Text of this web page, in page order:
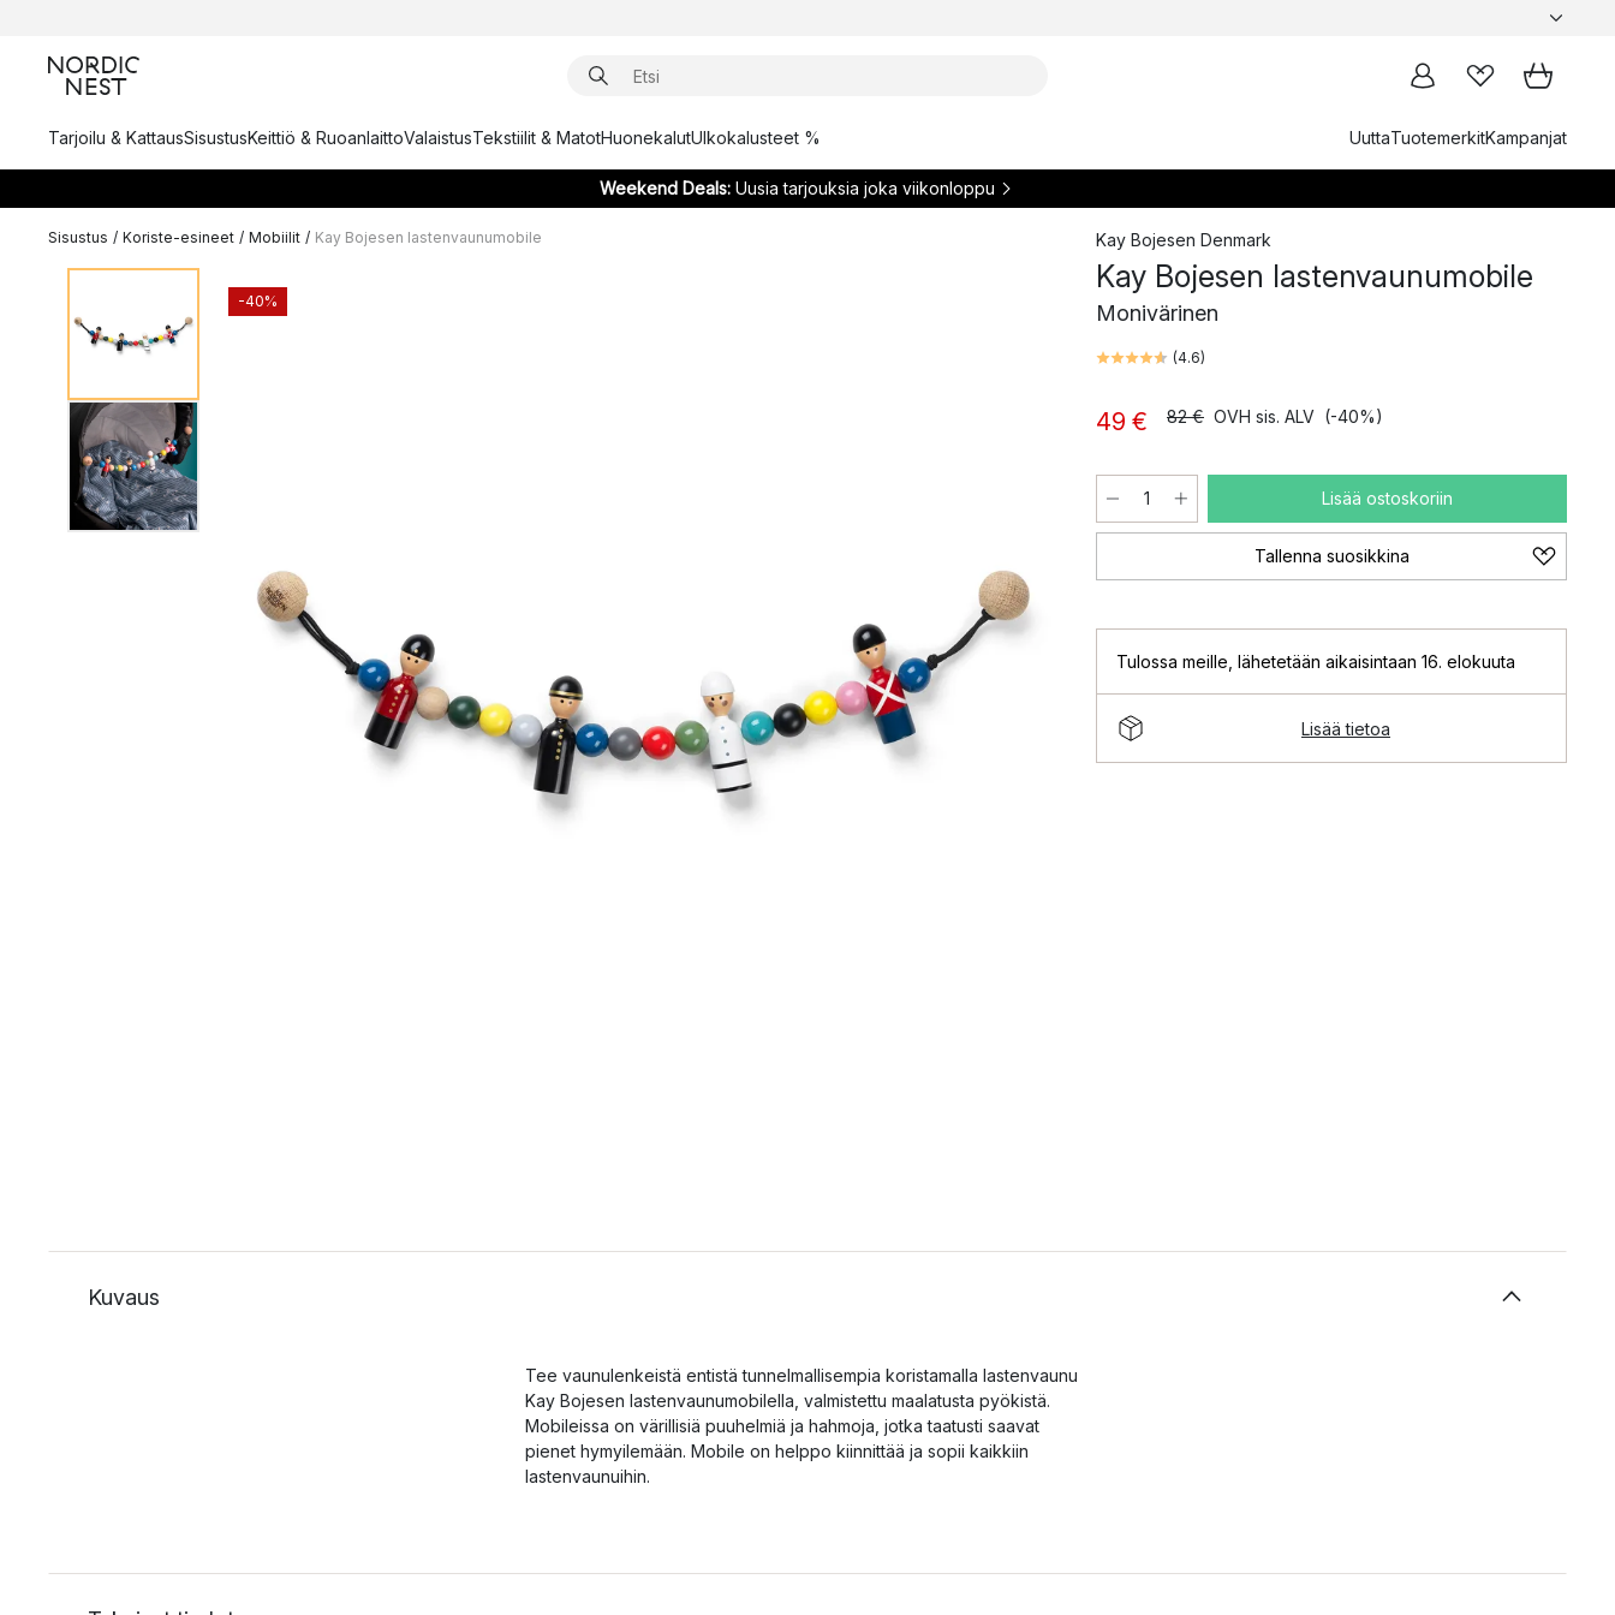
Tarjoilu & KattausSisustusKeittiö & RuoanlaittoValaistusTekstiilit & MatotHuonekalutUlkokalusteet % UuttaTuotemerkitKampanjat
Weekend Deals:Uusia tarjouksia joka viikonloppu
Sisustus / Koriste-esineet / Mobiilit / Kay Bojesen lastenvaunumobile
-40%
Kay Bojesen Denmark
Kay Bojesen lastenvaunumobile
Monivärinen
(4.6)
49 € 82 € OVH sis. ALV (-40%)
Lisää ostoskoriin
Tallenna suosikkina
Tulossa meille lähetetään aikaisintaan 16. elokuuta
Lisää tietoa
Kuvaus
Tee vaunulenkeistä entistä tunnelmallisempia koristamalla lastenvaunu
Kay Bojesen lastenvaunumobilella, valmistettu maalatusta pyökistä.
Mobileissa on värillisiä puuhelmiä ja hahmoja, jotka taatusti saavat
pienet hymyilemään. Mobile on helppo kiinnittää ja sopii kaikkiin
lastenvaunuihin.